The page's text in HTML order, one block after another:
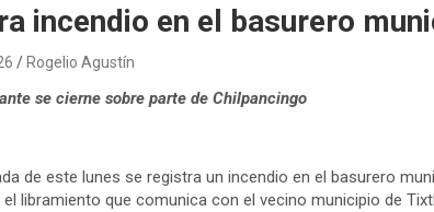
incendio en el basurero
Rogelio Agustín
se cierne sobre parte de Chilpancingo
de este lunes se registra un incendio en el basurero
libramiento que comunica con el vecino municipio de